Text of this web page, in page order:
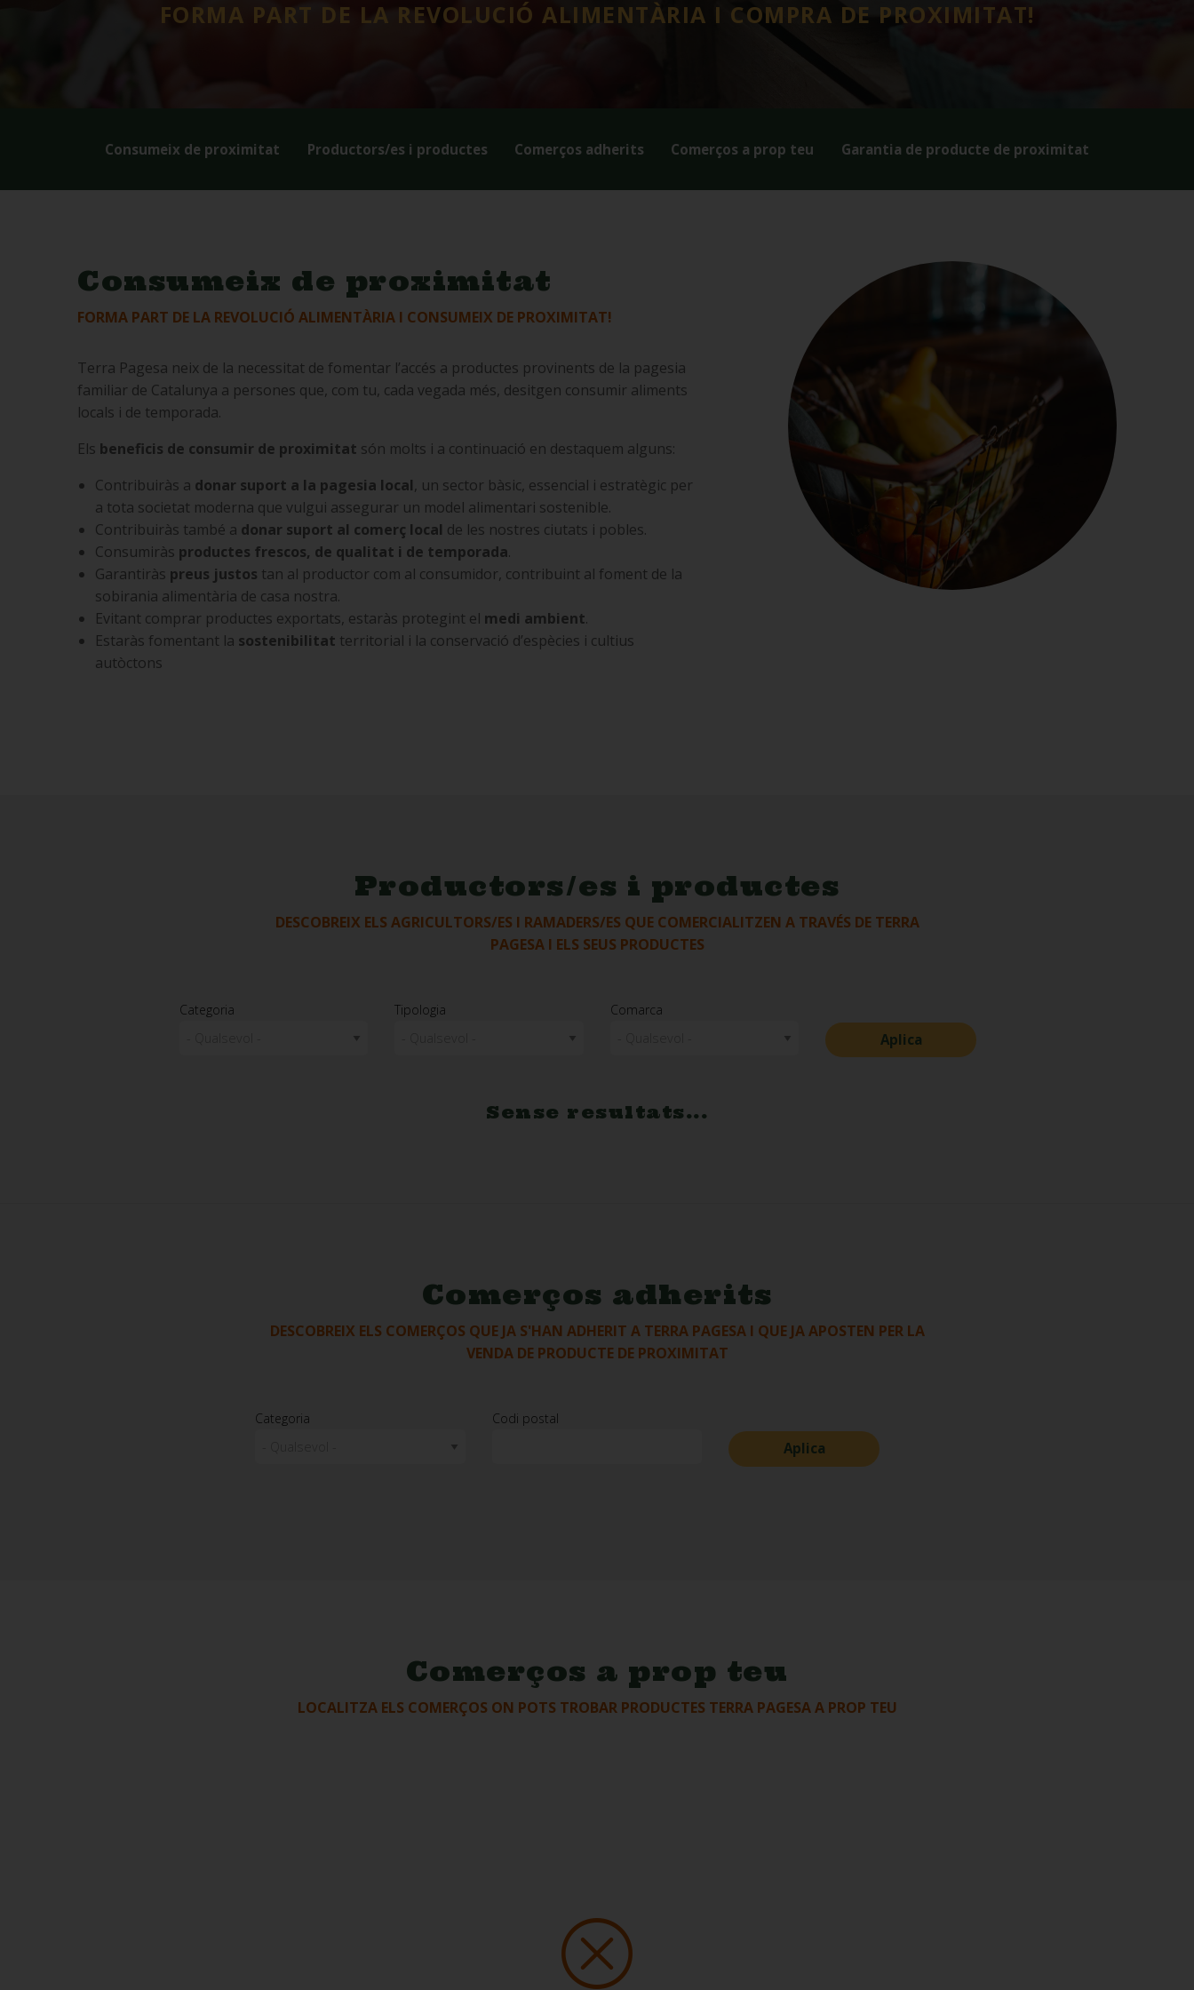
FORMA PART DE LA REVOLUCIÓ ALIMENTÀRIA I COMPRA DE PROXIMITAT!
Consumeix de proximitat Productors/es i productes Comerços adherits Comerços a prop teu Garantia de producte de proximitat
Consumeix de proximitat
FORMA PART DE LA REVOLUCIÓ ALIMENTÀRIA I CONSUMEIX DE PROXIMITAT!
Terra Pagesa neix de la necessitat de fomentar l’accés a productes provinents de la pagesia
familiar de Catalunya a persones que, com tu, cada vegada més, desitgen consumir aliments
locals i de temporada.
Els beneficis de consumir de proximitat són molts i a continuació en destaquem alguns:
Contribuiràs a donar suport a la pagesia local, un sector bàsic, essencial i estratègic per
a tota societat moderna que vulgui assegurar un model alimentari sostenible.
Contribuiràs també a donar suport al comerç local de les nostres ciutats i pobles.
Consumiràs productes frescos, de qualitat i de temporada.
Garantiràs preus justos tan al productor com al consumidor, contribuint al foment de la
sobirania alimentària de casa nostra.
Evitant comprar productes exportats, estaràs protegint el medi ambient.
Estaràs fomentant la sostenibilitat territorial i la conservació d’espècies i cultius
autòctons
Productors/es i productes
DESCOBREIX ELS AGRICULTORS/ES I RAMADERS/ES QUE COMERCIALITZEN A TRAVÉS DE TERRA
PAGESA I ELS SEUS PRODUCTES
Categoria Tipologia Comarca
Sense resultats...
Comerços adherits
DESCOBREIX ELS COMERÇOS QUE JA S'HAN ADHERIT A TERRA PAGESA I QUE JA APOSTEN PER LA
VENDA DE PRODUCTE DE PROXIMITAT
Categoria Codi postal
Comerços a prop teu
LOCALITZA ELS COMERÇOS ON POTS TROBAR PRODUCTES TERRA PAGESA A PROP TEU